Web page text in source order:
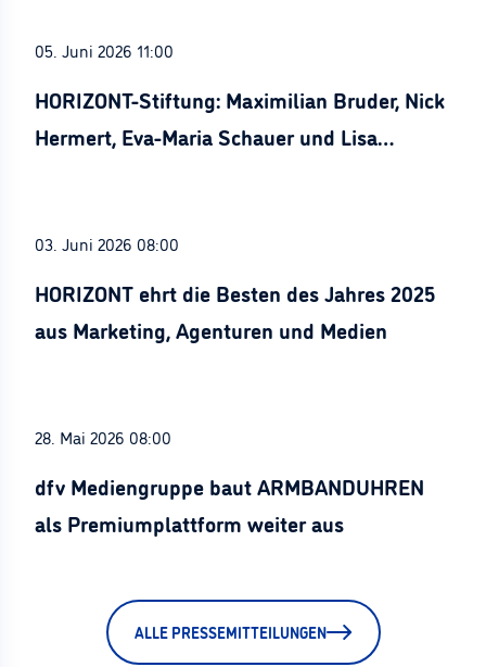
05. Juni 2026 11:00
HORIZONT-Stiftung: Maximilian Bruder, Nick
Hermert, Eva-Maria Schauer und Lisa
03. Juni 2026 08:00
HORIZONT ehrt die Besten des Jahres 2025
aus Marketing, Agenturen und Medien
28. Mai 2026 08:00
dfv Mediengruppe baut ARMBANDUHREN
als Premiumplattform weiter aus
ALLE PRESSEMITTEILUNGEN